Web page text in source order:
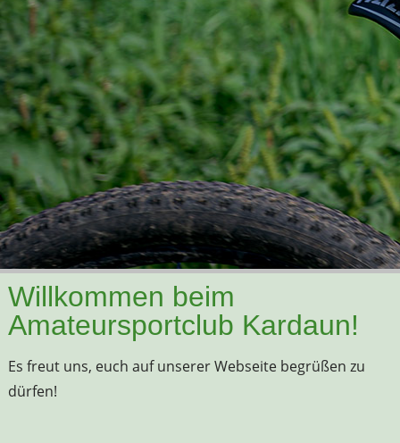
Willkommen beim
Amateursportclub Kardaun!
Es freut uns, euch auf unserer Webseite begrüßen zu
dürfen!